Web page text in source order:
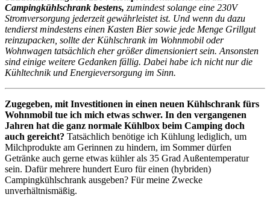
Campingkühlschrank bestens, zumindest solange eine 230V
Stromversorgung jederzeit gewährleistet ist. Und wenn du dazu
tendierst mindestens einen Kasten Bier sowie jede Menge Grillgut
reinzupacken, sollte der Kühlschrank im Wohnmobil oder
Wohnwagen tatsächlich eher größer dimensioniert sein. Ansonsten
sind einige weitere Gedanken fällig. Dabei habe ich nicht nur die
Kühltechnik und Energieversorgung im Sinn.
Zugegeben, mit Investitionen in einen neuen Kühlschrank fürs
Wohnmobil tue ich mich etwas schwer. In den vergangenen
Jahren hat die ganz normale Kühlbox beim Camping doch
auch gereicht? Tatsächlich benötige ich Kühlung lediglich, um
Milchprodukte am Gerinnen zu hindern, im Sommer dürfen
Getränke auch gerne etwas kühler als 35 Grad Außentemperatur
sein. Dafür mehrere hundert Euro für einen (hybriden)
Campingkühlschrank ausgeben? Für meine Zwecke
unverhältnismäßig.